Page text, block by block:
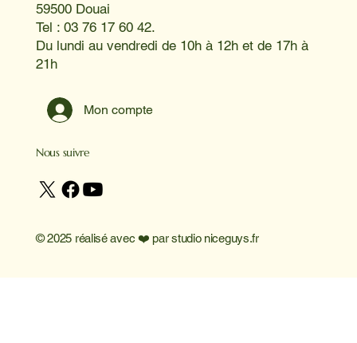
59500 Douai
Tel : 03 76 17 60 42.
Du lundi au vendredi de 10h à 12h et de 17h à
21h
Mon compte
Nous suivre
© 2025 réalisé avec ❤️ parstudio niceguys.fr